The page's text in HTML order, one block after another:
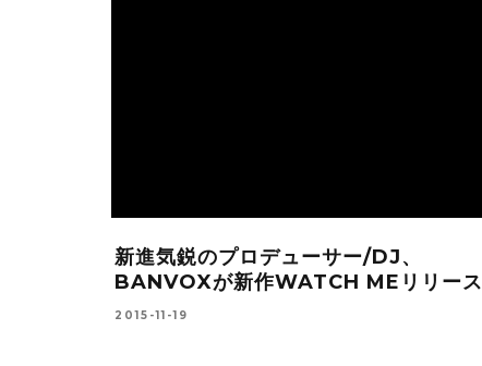
新進気鋭のプロデューサー/DJ、
BANVOXが新作WATCH MEリリース
2015-11-19